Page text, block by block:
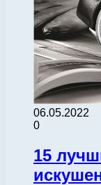
06.05.2022
0
15